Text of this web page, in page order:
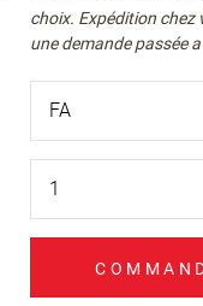
choix. Expédition chez
une demande passée